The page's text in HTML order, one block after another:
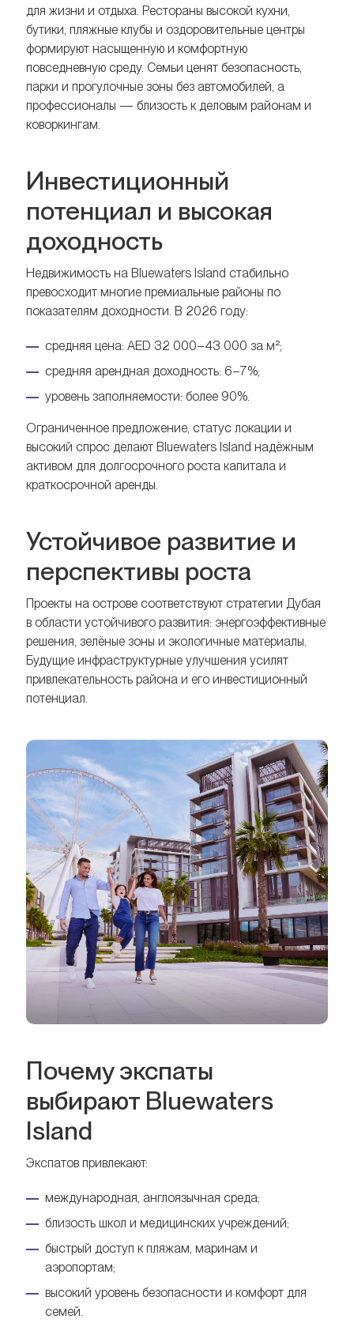
для жизни и отдыха. Рестораны высокой кухни,
бутики, пляжные клубы и оздоровительные центры
формируют насыщенную и комфортную
повседневную среду. Семьи ценят безопасность,
парки и прогулочные зоны без автомобилей, а
профессионалы — близость к деловым районам и
коворкингам.
Инвестиционный
потенциал и высокая
доходность
Недвижимость на Bluewaters Island стабильно
превосходит многие премиальные районы по
показателям доходности. В 2026 году:
средняя цена: AED 32 000–43 000 за м²;
средняя арендная доходность: 6–7%;
уровень заполняемости: более 90%.
Ограниченное предложение, статус локации и
высокий спрос делают Bluewaters Island надёжным
активом для долгосрочного роста капитала и
краткосрочной аренды.
Устойчивое развитие и
перспективы роста
Проекты на острове соответствуют стратегии Дубая
в области устойчивого развития: энергоэффективные
решения, зелёные зоны и экологичные материалы.
Будущие инфраструктурные улучшения усилят
привлекательность района и его инвестиционный
потенциал.
Почему экспаты
выбирают Bluewaters
Island
Экспатов привлекают:
международная, англоязычная среда;
близость школ и медицинских учреждений;
быстрый доступ к пляжам, маринам и
аэропортам;
высокий уровень безопасности и комфорт для
семей.